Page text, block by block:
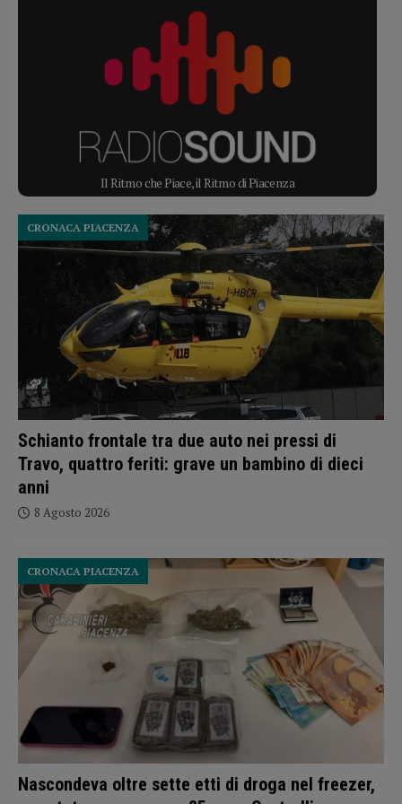
Il Ritmo che Piace, il Ritmo di Piacenza
Schianto frontale tra due auto nei pressi di
Travo, quattro feriti: grave un bambino di dieci
anni
CRONACA PIACENZA
8 Agosto 2026
Nascondeva oltre sette etti di droga nel freezer,
CRONACA PIACENZA